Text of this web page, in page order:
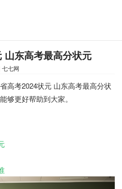
山东高考最高分状元
七七网
高考2024状元 山东高考最高分状
够更好帮助到大家。